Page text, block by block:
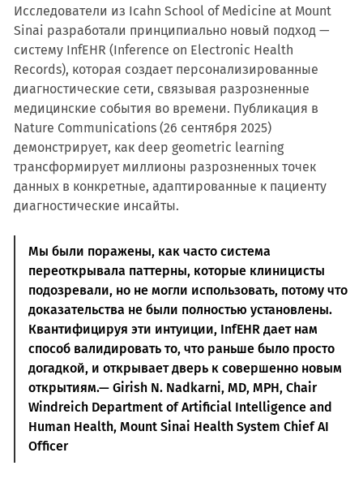
Исследователи из Icahn School of Medicine at Mount
Sinai разработали принципиально новый подход —
систему InfEHR (Inference on Electronic Health
Records), которая создает персонализированные
диагностические сети, связывая разрозненные
медицинские события во времени. Публикация в
Nature Communications (26 сентября 2025)
демонстрирует, как deep geometric learning
трансформирует миллионы разрозненных точек
данных в конкретные, адаптированные к пациенту
диагностические инсайты.
Мы были поражены, как часто система
переоткрывала паттерны, которые клиницисты
подозревали, но не могли использовать, потому что
доказательства не были полностью установлены.
Квантифицируя эти интуиции, InfEHR дает нам
способ валидировать то, что раньше было просто
догадкой, и открывает дверь к совершенно новым
открытиям.— Girish N. Nadkarni, MD, MPH, Chair
Windreich Department of Artificial Intelligence and
Human Health, Mount Sinai Health System Chief AI
Officer